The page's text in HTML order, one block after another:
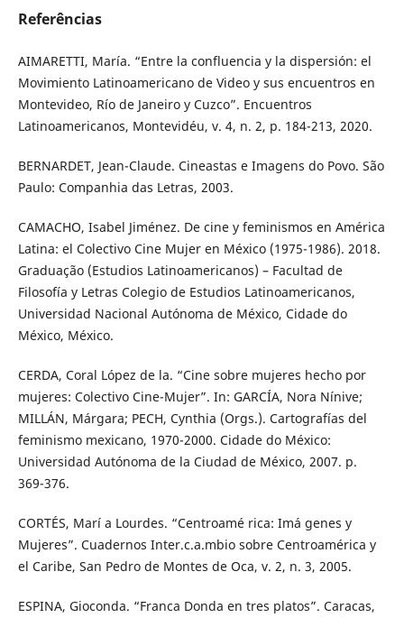
Referências
AIMARETTI, María. “Entre la confluencia y la dispersión: el
Movimiento Latinoamericano de Video y sus encuentros en
Montevideo, Río de Janeiro y Cuzco”. Encuentros
Latinoamericanos, Montevidéu, v. 4, n. 2, p. 184-213, 2020.
BERNARDET, Jean-Claude. Cineastas e Imagens do Povo. São
Paulo: Companhia das Letras, 2003.
CAMACHO, Isabel Jiménez. De cine y feminismos en América
Latina: el Colectivo Cine Mujer en México (1975-1986). 2018.
Graduação (Estudios Latinoamericanos) – Facultad de
Filosofía y Letras Colegio de Estudios Latinoamericanos,
Universidad Nacional Autónoma de México, Cidade do
México, México.
CERDA, Coral López de la. “Cine sobre mujeres hecho por
mujeres: Colectivo Cine-Mujer”. In: GARCÍA, Nora Nínive;
MILLÁN, Márgara; PECH, Cynthia (Orgs.). Cartografías del
feminismo mexicano, 1970-2000. Cidade do México:
Universidad Autónoma de la Ciudad de México, 2007. p.
369-376.
CORTÉS, Marí a Lourdes. “Centroamé rica: Imá genes y
Mujeres”. Cuadernos Inter.c.a.mbio sobre Centroamérica y
el Caribe, San Pedro de Montes de Oca, v. 2, n. 3, 2005.
ESPINA, Gioconda. “Franca Donda en tres platos”. Caracas,